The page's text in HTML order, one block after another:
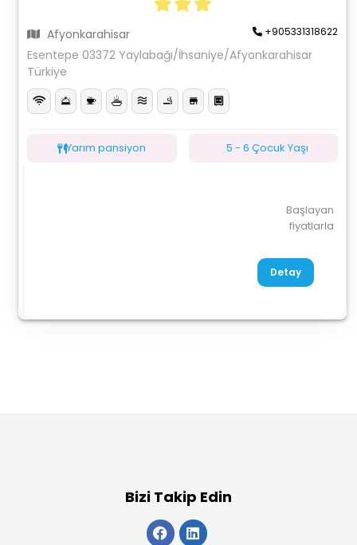
Afyonkarahisar +905331318622
Esentepe 03372 Yaylabağı/İhsaniye/Afyonkarahisar
Türkiye
Yarım pansiyon 5 - 6 Çocuk Yaşı
Başlayan
fiyatlarla
Detay
Bizi Takip Edin